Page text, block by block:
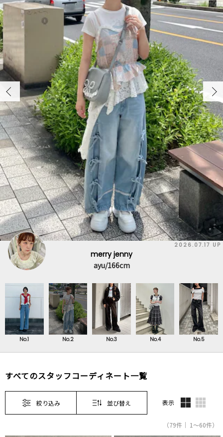
2026.07.17 UP
merry jenny
ayu/166cm
No.1 No.2 No.3 No.4 No.5
すべてのスタッフコーディネート一覧
絞り込み 並び替え 表示
（79件｜ 1～60件）